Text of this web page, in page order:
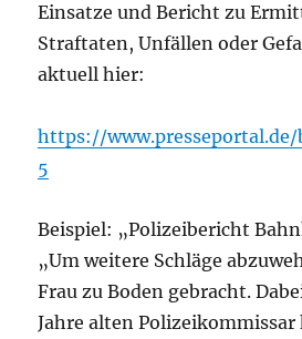
Einsatze und Bericht zu
Straftaten, Unfällen oder
aktuell hier:
https://
5
Beispiel: „Polizeibericht
„Um weitere Schläge
Frau zu Boden gebracht.
Jahre alten